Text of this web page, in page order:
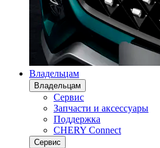
Владельцам
Владельцам
Сервис
Запчасти и аксессуары
Поддержка
CHERY Connect
Сервис